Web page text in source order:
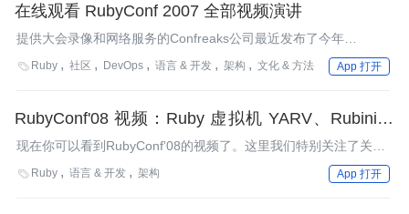
在线观看 RubyConf 2007 全部视频演讲
提供大会录像和网络服务的Confreaks公司最近发布了今年
RubyConf大会的全部视频演讲。Nathanial用代码展示了为什么要
用Camping，然后将Camping和Rails做了一个对比（Camping的
言理论，以及它是如何与编程语言相联系的主题做了一个有趣的演
 Ruby 社区 DevOps 语言 & 开发 架构 文化 & 方法 App 打开
RubyConf'08 视频：Ruby 虚拟机 YARV、Rubinius
和 MagLev
现在你可以看到RubyConf'08的视频了。这里我们特别关注了关于
Ruby VM的讨论。Ruby 1.9 VM的创建人Sasada Koichi介绍了VM
的现状、Ruby到C AOT的实现，以及Ricsin等。Evan Phoenix介
 Ruby 语言 & 开发 架构 App 打开